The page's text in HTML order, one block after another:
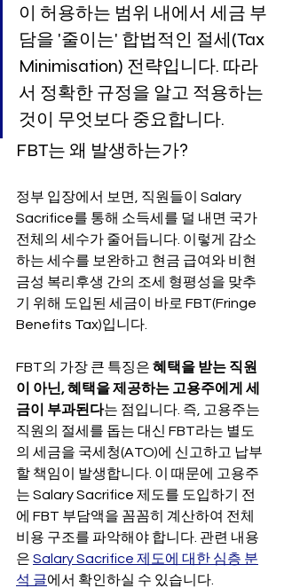
이 허용하는 범위 내에서 세금 부
담을 '줄이는' 합법적인 절세(Tax
Minimisation) 전략입니다. 따라
서 정확한 규정을 알고 적용하는
것이 무엇보다 중요합니다.
FBT는 왜 발생하는가?
정부 입장에서 보면, 직원들이 Salary
Sacrifice를 통해 소득세를 덜 내면 국가
전체의 세수가 줄어듭니다. 이렇게 감소
하는 세수를 보완하고 현금 급여와 비현
금성 복리후생 간의 조세 형평성을 맞추
기 위해 도입된 세금이 바로 FBT(Fringe
Benefits Tax)입니다.
FBT의 가장 큰 특징은 혜택을 받는 직원
이 아닌, 혜택을 제공하는 고용주에게 세
금이 부과된다는 점입니다. 즉, 고용주는
직원의 절세를 돕는 대신 FBT라는 별도
의 세금을 국세청(ATO)에 신고하고 납부
할 책임이 발생합니다. 이 때문에 고용주
는 Salary Sacrifice 제도를 도입하기 전
에 FBT 부담액을 꼼꼼히 계산하여 전체
비용 구조를 파악해야 합니다. 관련 내용
은 Salary Sacrifice 제도에 대한 심층 분
석 글에서 확인하실 수 있습니다.